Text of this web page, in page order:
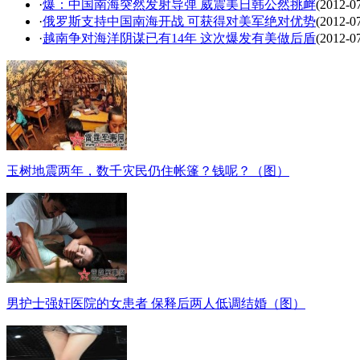
·爆：中国南海突然发射导弹 威震美日韩公然挑衅(2012-
·俄罗斯支持中国南海开战 可获得对美军绝对优势(2012-
·越南争对海洋阴谋已有14年 这次爆发有美做后盾(2012-
玉树地震两年，数千灾民仍住帐篷？钱呢？（图）
男护士强奸医院的女患者 保释后两人低调结婚（图）